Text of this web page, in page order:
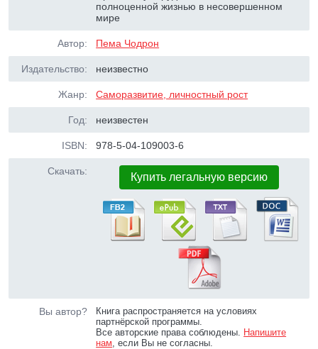
полноценной жизнью в несовершенном
мире
Автор: Пема Чодрон
Издательство: неизвестно
Жанр: Саморазвитие, личностный рост
Год: неизвестен
ISBN: 978-5-04-109003-6
Скачать: Купить легальную версию
Вы автор?
Книга распространяется на условиях
партнёрской программы.
Все авторские права соблюдены. Напишите
нам, если Вы не согласны.